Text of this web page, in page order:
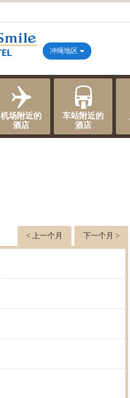
冲绳地区
机场附近的
酒店
车站附近的
酒店
下一个月 >
< 上一个月